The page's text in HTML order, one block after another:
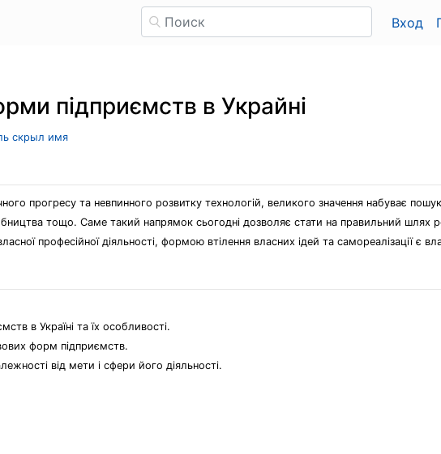
Вход
підприємств в Украйні
скрыл имя
прогресу та невпинного розвитку технологій, великого значення набуває
тощо. Саме такий напрямок сьогодні дозволяє стати на правильний шлях
професійної діяльності, формою втілення власних ідей та самореалізації є
в Україні та їх особливості.
форм підприємств.
від мети і сфери його діяльності.